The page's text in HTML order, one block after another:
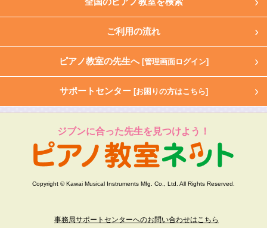
ご利用の流れ
ピアノ教室の先生へ [管理画面ログイン]
サポートセンター [お困りの方はこちら]
ジブンに合った先生を見つけよう！
Copyright © Kawai Musical Instruments Mfg. Co., Ltd. All Rights Reserved.
事務局サポートセンターへのお問い合わせはこちら